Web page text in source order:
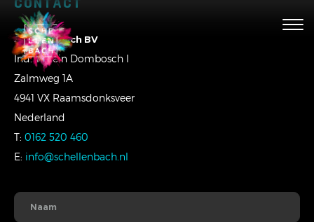
CONTACT
Schellenbach BV
Ind. Terrein Dombosch I
Zalmweg 1A
4941 VX Raamsdonksveer
Nederland
T: 0162 520 460
E: info@schellenbach.nl